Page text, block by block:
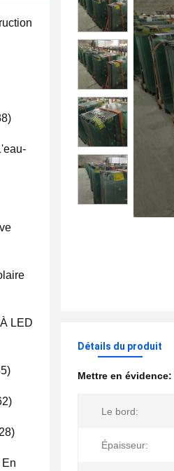
LED
Détails du produit
Mettre en évidence:
Le bord:
Épaisseur: